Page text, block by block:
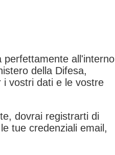
perfettamente all'interno
della Difesa,
i vostri dati e le vostre
dovrai registrarti di
tue credenziali email,